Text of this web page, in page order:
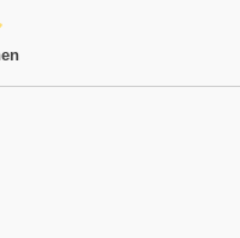
Bewertung von 5 von 5 Sternen